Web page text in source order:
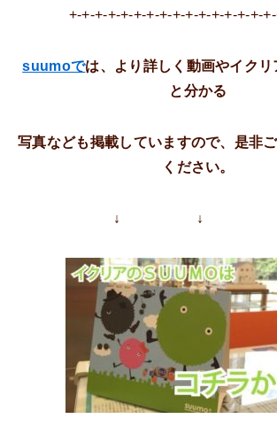
+-+-+-+-+-+-+-+-+-+-+-+-+-+-+-
suumoでは、より詳しく動画やイクリ
と分かる
写真なども掲載していますので、是非
ください。
↓ ↓